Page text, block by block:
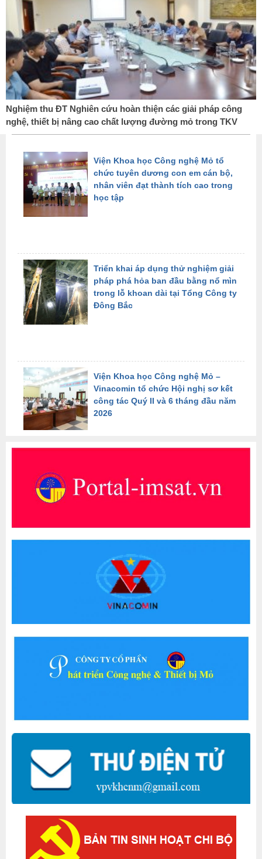
Nghiệm thu ĐT Nghiên cứu hoàn thiện các giải pháp công
nghệ, thiết bị nâng cao chất lượng đường mỏ trong TKV
Viện Khoa học Công nghệ Mỏ tổ
chức tuyên dương con em cán bộ,
nhân viên đạt thành tích cao trong
học tập
Triển khai áp dụng thử nghiệm giải
pháp phá hỏa ban đầu bằng nổ mìn
trong lỗ khoan dài tại Tổng Công ty
Đông Bắc
Viện Khoa học Công nghệ Mỏ –
Vinacomin tổ chức Hội nghị sơ kết
công tác Quý II và 6 tháng đầu năm
2026
Viện Khoa học Công nghệ Mỏ –
Vinacomin tích cực hưởng ứng